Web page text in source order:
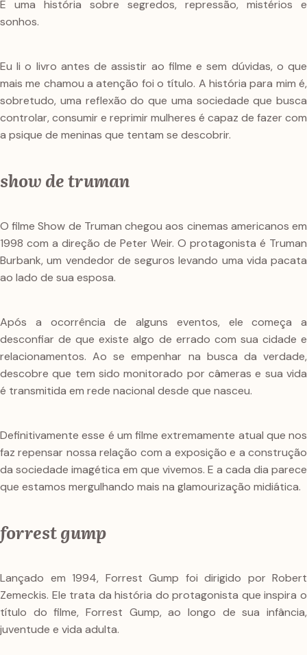
É uma história sobre segredos, repressão, mistérios e
sonhos.
Eu li o livro antes de assistir ao filme e sem dúvidas, o que
mais me chamou a atenção foi o título. A história para mim é,
sobretudo, uma reflexão do que uma sociedade que busca
controlar, consumir e reprimir mulheres é capaz de fazer com
a psique de meninas que tentam se descobrir.
show de truman
O filme Show de Truman chegou aos cinemas americanos em
1998 com a direção de Peter Weir. O protagonista é Truman
Burbank, um vendedor de seguros levando uma vida pacata
ao lado de sua esposa.
Após a ocorrência de alguns eventos, ele começa a
desconfiar de que existe algo de errado com sua cidade e
relacionamentos. Ao se empenhar na busca da verdade,
descobre que tem sido monitorado por câmeras e sua vida
é transmitida em rede nacional desde que nasceu.
Definitivamente esse é um filme extremamente atual que nos
faz repensar nossa relação com a exposição e a construção
da sociedade imagética em que vivemos. E a cada dia parece
que estamos mergulhando mais na glamourização midiática.
forrest gump
Lançado em 1994, Forrest Gump foi dirigido por Robert
Zemeckis. Ele trata da história do protagonista que inspira o
título do filme, Forrest Gump, ao longo de sua infância,
juventude e vida adulta.